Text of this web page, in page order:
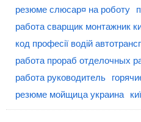
резюме слюсар¤ на роботу
работа сварщик монтажник
код професії водій
работа прораб отделочных
работа руководитель
резюме мойщица украина